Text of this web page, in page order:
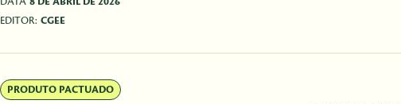
EDITOR: CGEE
PRODUTO PACTUADO